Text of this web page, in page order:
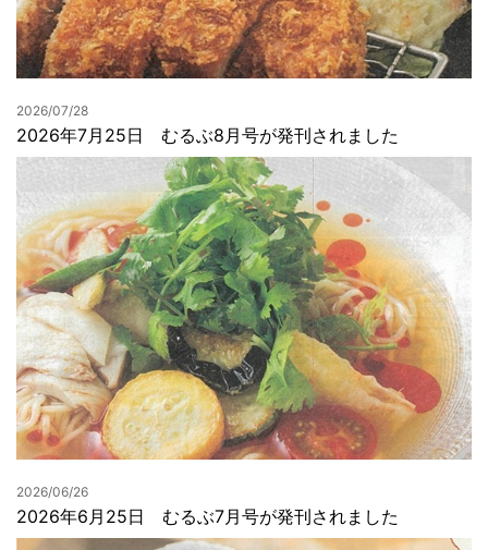
2026/07/28
2026年7月25日 むるぶ8月号が発刊されました
2026/06/26
2026年6月25日 むるぶ7月号が発刊されました